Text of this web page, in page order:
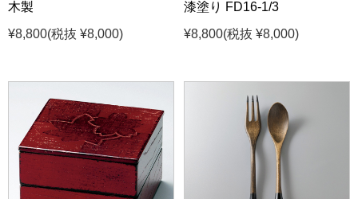
木製
¥8,800(税抜 ¥8,000)
漆塗り FD16-1/3
¥8,800(税抜 ¥8,000)